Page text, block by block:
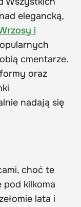
elegancką,
i
cmentarze.
oraz
nadają się
choć te
pod kilkoma
lata i